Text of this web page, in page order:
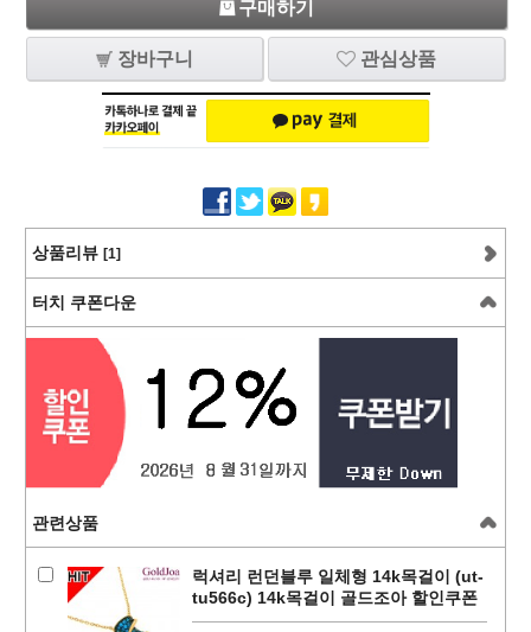
구매하기
장바구니 관심상품
상품리뷰 [1]
터치 쿠폰다운
관련상품
럭셔리 런던블루 일체형 14k목걸이 (ut-
tu566c) 14k목걸이 골드조아 할인쿠폰